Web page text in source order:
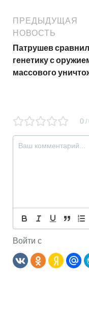
ПРЕДЫДУЩАЯ
НОВОСТЬ
Патрушев сравнил
генетику с
массового
0 /
Войти с